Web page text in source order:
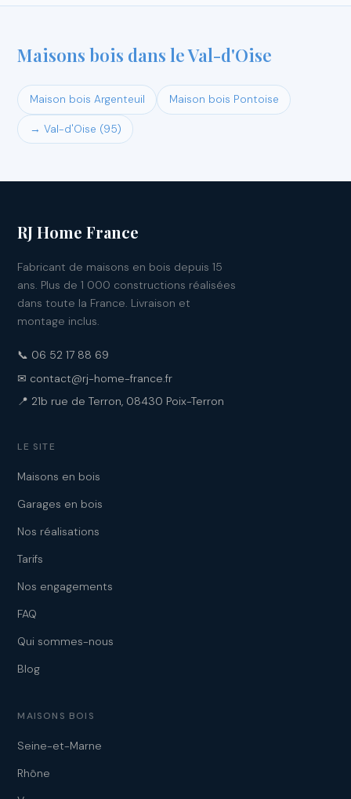
Maisons bois dans le Val-d'Oise
Maison bois Argenteuil Maison bois Pontoise
→ Val-d'Oise (95)
RJ Home France
Fabricant de maisons en bois depuis 15
ans. Plus de 1 000 constructions réalisées
dans toute la France. Livraison et
montage inclus.
📞 06 52 17 88 69
✉ contact@rj-home-france.fr
📍 21b rue de Terron, 08430 Poix-Terron
LE SITE
Maisons en bois
Garages en bois
Nos réalisations
Tarifs
Nos engagements
FAQ
Qui sommes-nous
Blog
MAISONS BOIS
Seine-et-Marne
Rhône